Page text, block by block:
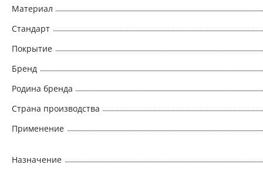
Материал
Стандарт
Покрытие
Бренд
Родина бренда
Страна производства
Применение
Назначение